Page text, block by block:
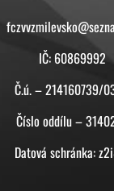
IČ: 60869992
Č.ú. – 214160739/
Číslo oddílu –
Datová schránka: